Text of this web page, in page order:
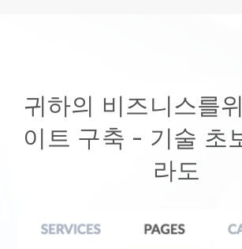
귀하의 비즈니스를
이트 구축 - 기술 초
라도